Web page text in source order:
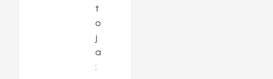
t
o
j
a
: